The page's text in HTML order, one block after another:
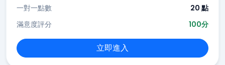
一對一點數
20 點
滿意度評分
100分
立即進入